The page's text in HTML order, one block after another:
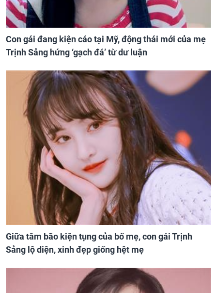
Con gái đang kiện cáo tại Mỹ, động thái mới của mẹ
Trịnh Sảng hứng ‘gạch đá’ từ dư luận
Giữa tâm bão kiện tụng của bố mẹ, con gái Trịnh
Sảng lộ diện, xinh đẹp giống hệt mẹ